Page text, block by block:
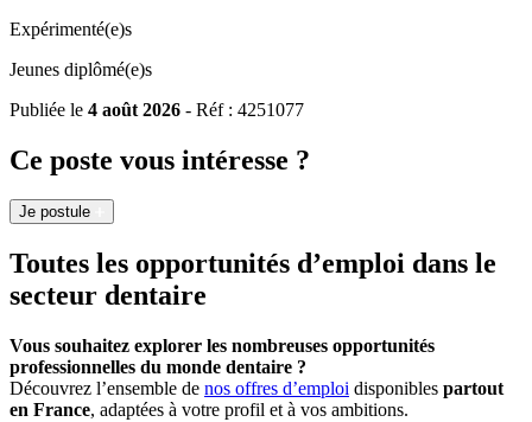
Expérimenté(e)s
Jeunes diplômé(e)s
Publiée le 4 août 2026 - Réf : 4251077
Ce poste vous intéresse ?
Je postule
Toutes les opportunités d’emploi dans le
secteur dentaire
Vous souhaitez explorer les nombreuses opportunités
professionnelles du monde dentaire ?
Découvrez l’ensemble de nos offres d’emploi disponibles partout
en France, adaptées à votre profil et à vos ambitions.